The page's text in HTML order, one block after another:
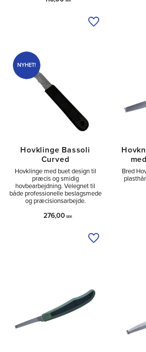
Tilføj til
Hovklinge Bassoli
Curved
Hovklinge med buet design til
præcis og smidig
hovbearbejdning. Velegnet til
både professionelle beslagsmede
og præcisionsarbejde.
276,00 SEK
NYHET!
Tilføj til
Bred